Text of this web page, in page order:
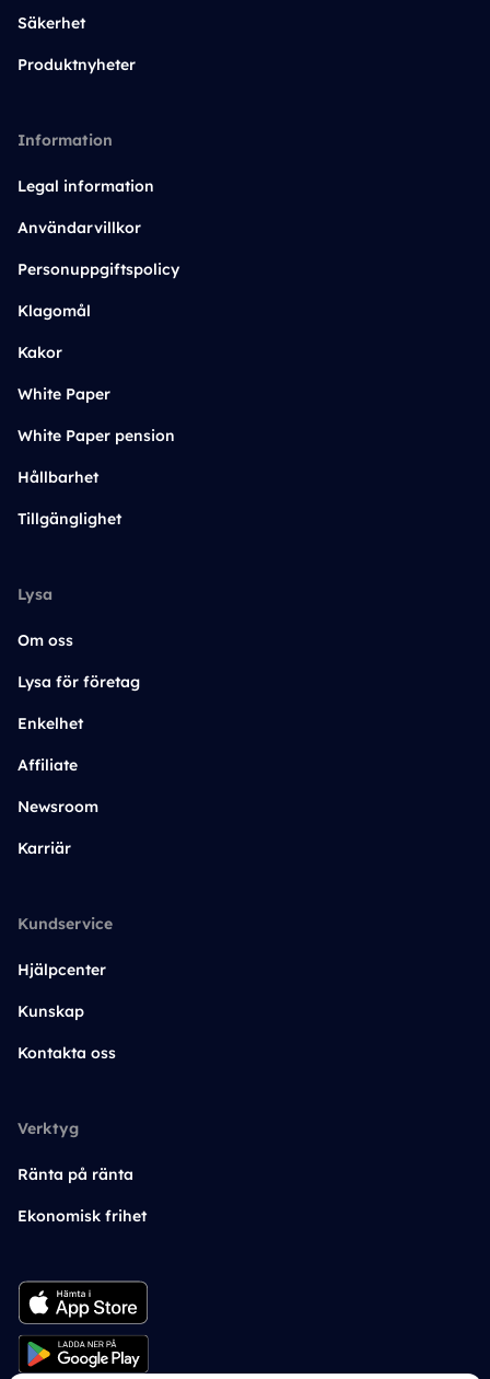
Säkerhet
Produktnyheter
Information
Legal information
Användarvillkor
Personuppgiftspolicy
Klagomål
Kakor
White Paper
White Paper pension
Hållbarhet
Tillgänglighet
Lysa
Om oss
Lysa för företag
Enkelhet
Affiliate
Newsroom
Karriär
Kundservice
Hjälpcenter
Kunskap
Kontakta oss
Verktyg
Ränta på ränta
Ekonomisk frihet